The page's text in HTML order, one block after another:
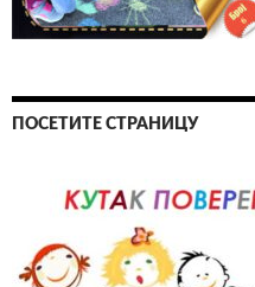
ПОСЕТИТЕ СТРАНИЦУ